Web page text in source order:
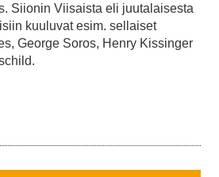
Siionin Viisaista eli juutalaisesta
kuuluvat esim. sellaiset
George Soros, Henry Kissinger